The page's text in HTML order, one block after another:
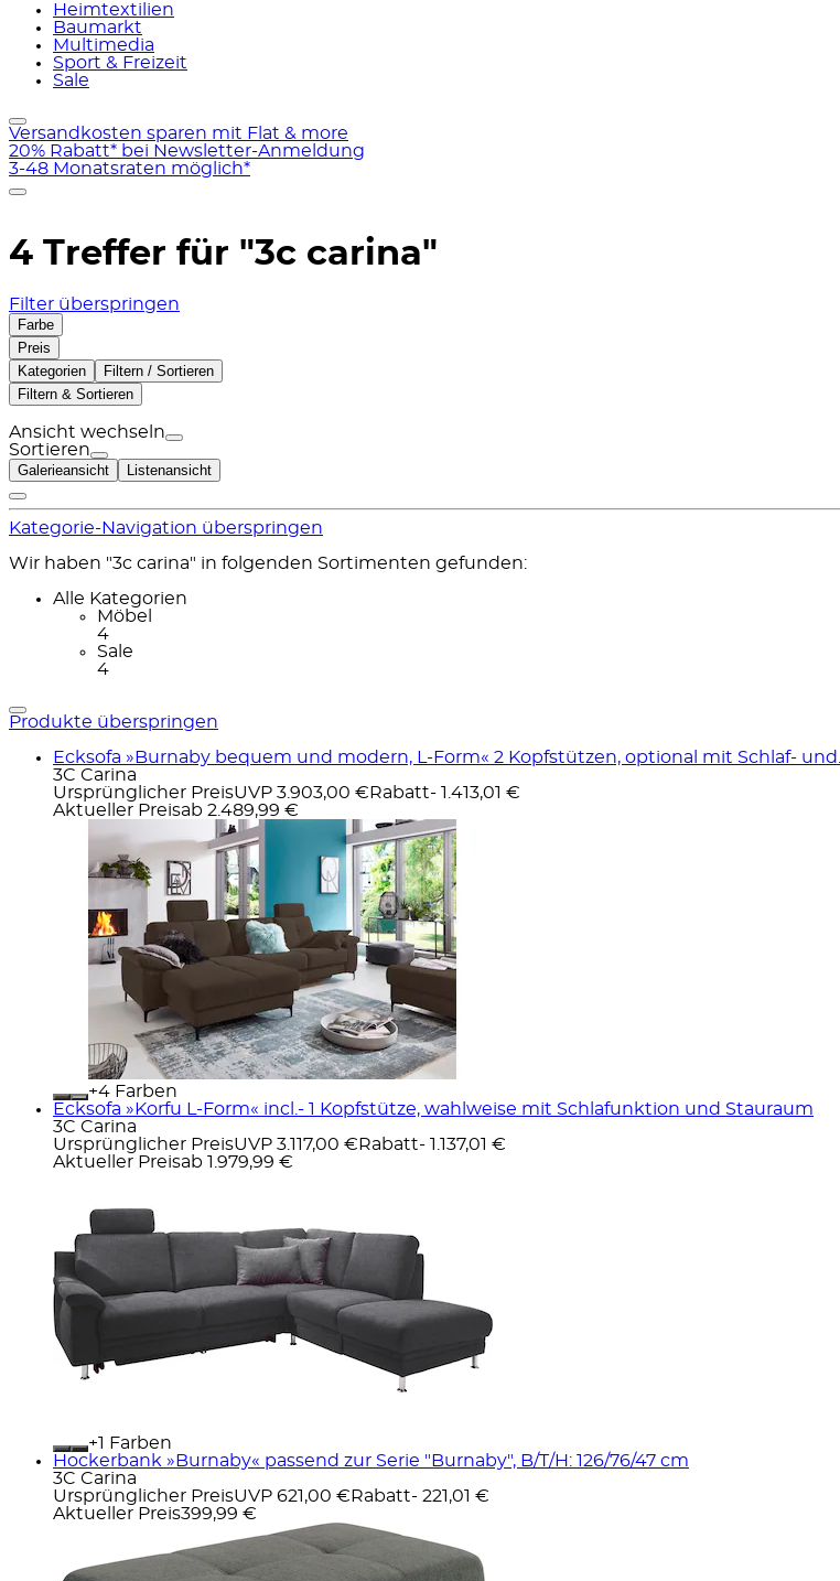
Heimtextilien
Baumarkt
Multimedia
Sport & Freizeit
Sale
Versandkosten sparen mit Flat & more
20% Rabatt* bei Newsletter-Anmeldung
3-48 Monatsraten möglich*
4 Treffer für "3c carina"
Filter überspringen
Farbe
Preis
Kategorien
Filtern / Sortieren
Filtern & Sortieren
Ansicht wechseln
Sortieren
Galerieansicht Listenansicht
Kategorie-Navigation überspringen
Wir haben "3c carina" in folgenden Sortimenten gefunden:
Alle Kategorien
Möbel
4
Sale
4
Produkte überspringen
Ecksofa »Burnaby bequem und modern, L-Form« 2 Kopfstützen, optional mit Schlaf- und...
3C Carina
Ursprünglicher PreisUVP 3.903,00 € Rabatt- 1.413,01 €
Aktueller Preisab 2.489,99 €
+
Farben
Ecksofa »Korfu L-Form« incl.- 1 Kopfstütze, wahlweise mit Schlafunktion und Stauraum
3C Carina
Ursprünglicher PreisUVP 3.117,00 € Rabatt- 1.137,01 €
Aktueller Preisab 1.979,99 €
+
Farben
Hockerbank »Burnaby« passend zur Serie "Burnaby", B/T/H: 126/76/47 cm
3C Carina
Ursprünglicher PreisUVP 621,00 € Rabatt- 221,01 €
Aktueller Preis399,99 €